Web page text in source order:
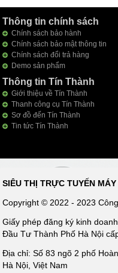
Thông tin chính sách
Chính sách bảo hành
Chính sách bảo mật thông tin
Chính sách đổi trả hàng
Demo sản phẩm
Thông tin Tín Thành
Giới thiệu về Tín Thành
Thanh công cụ Tín Thành
Sơ đồ đến Tín Thành
Tin tức Tín Thành
SIÊU THỊ TRỰC TUYẾN
Copyright © 2022 - 2023
Giấy phép đăng ký kinh
Đầu Tư Thành Phố Hà Nội
Địa chỉ: Số 83 ngõ 2 phố
Hà Nội, Việt Nam